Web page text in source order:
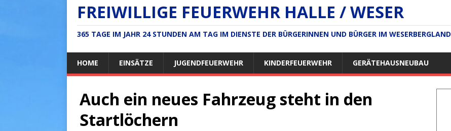
FREIWILLIGE FEUERWEHR HALLE / WESER
365 TAGE IM JAHR 24 STUNDEN AM TAG IM DIENSTE DER BÜRGERINNEN UND BÜRGER IM WESERBERGLAND
HOME EINSÄTZE JUGENDFEUERWEHR KINDERFEUERWEHR GERÄTEHAUSNEUBAU
Auch ein neues Fahrzeug steht in den
Startlöchern